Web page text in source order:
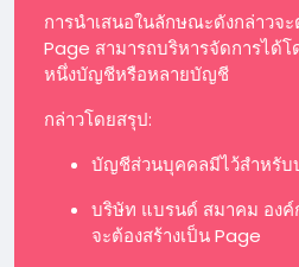
การนำเสนอในลักษณะดังกล่าวจะ
Page สามารถบริหารจัดการได้
หนึ่งบัญชีหรือหลายบัญชี
กล่าวโดยสรุป:
บัญชีส่วนบุคคลมีไว้สำหรับ
บริษัท แบรนด์ สมาคม องค์
จะต้องสร้างเป็น Page